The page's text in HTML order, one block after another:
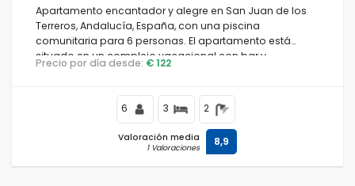
Apartamento encantador y alegre en San Juan de los
Terreros, Andalucía, España, con una piscina
comunitaria para 6 personas. El apartamento está
situado en un complejo vacacional con bar y
restaurante, en una zona costera y montañosa, cercana
Precio por día desde: € 122
6 3 2
Valoración media
1 Valoraciones 8,9